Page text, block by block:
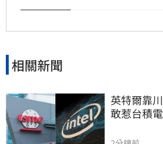
檯面，也凸顯了資深藝人照護
題，引發社會廣泛關注與討論
相關新聞
英特爾靠
敢惹台積電